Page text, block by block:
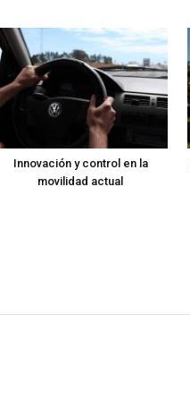
Innovación y control en la
movilidad actual